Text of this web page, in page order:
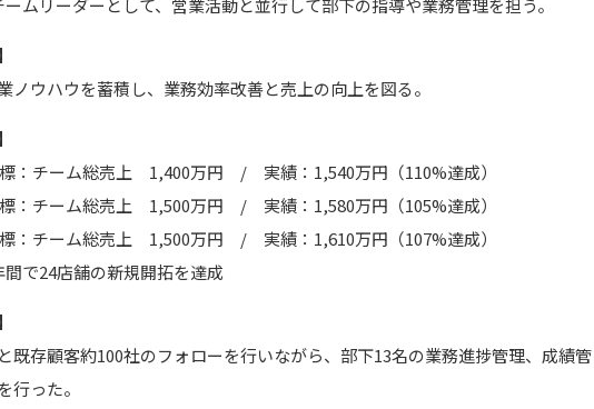
ムリーダーとして、営業活動と並行して部下の指導や業務管理を担う。
ノウハウを蓄積し、業務効率改善と売上の向上を図る。
：チーム総売上 1,400万円 / 実績：1,540万円（110%達成）
：チーム総売上 1,500万円 / 実績：1,580万円（105%達成）
：チーム総売上 1,500万円 / 実績：1,610万円（107%達成）
で24店舗の新規開拓を達成
既存顧客約100社のフォローを行いながら、部下13名の業務進捗管理、成績管
行った。